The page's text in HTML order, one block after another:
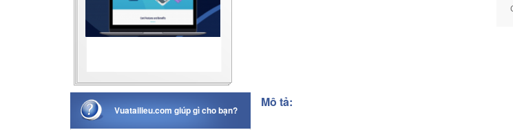
Vuatailieu.com giúp gì cho bạn?
Mô tả: